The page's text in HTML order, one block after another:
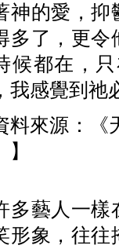
神的愛，
多了，更令
候都在，
我感覺到祂
料來源：
多藝人一樣
形象，往往